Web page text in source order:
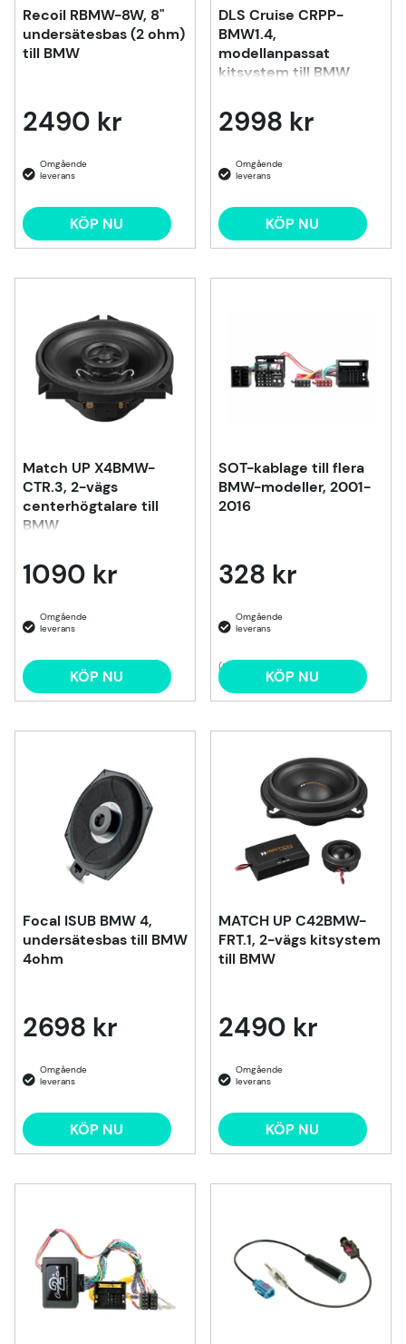
Recoil RBMW-8W, 8"
undersätesbas (2 ohm)
till BMW
2490 kr
KÖP NU
DLS Cruise CRPP-
BMW1.4,
modellanpassat
kitsystem till BMW
2998 kr
KÖP NU
Match UP X4BMW-
CTR.3, 2-vägs
centerhögtalare till
BMW
1090 kr
KÖP NU
SOT-kablage till flera
BMW-modeller, 2001-
2016
328 kr
(1) KÖP NU
Focal ISUB BMW 4,
undersätesbas till BMW
4ohm
2698 kr
KÖP NU
MATCH UP C42BMW-
FRT.1, 2-vägs kitsystem
till BMW
2490 kr
KÖP NU